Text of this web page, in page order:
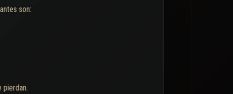
son:
pierdan.